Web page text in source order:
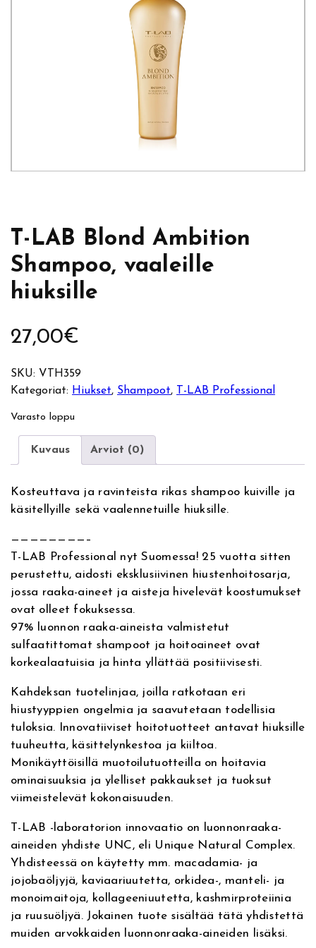
T-LAB Blond Ambition
Shampoo, vaaleille
hiuksille
27,00€
SKU: VTH359
Kategoriat: Hiukset, Shampoot, T-LAB Professional
Varasto loppu
Kuvaus Arviot (0)
Kosteuttava ja ravinteista rikas shampoo kuiville ja
käsitellyille sekä vaalennetuille hiuksille.
————————–
T-LAB Professional nyt Suomessa! 25 vuotta sitten
perustettu, aidosti eksklusiivinen hiustenhoitosarja,
jossa raaka-aineet ja aisteja hivelevät koostumukset
ovat olleet fokuksessa.
97% luonnon raaka-aineista valmistetut
sulfaatittomat shampoot ja hoitoaineet ovat
korkealaatuisia ja hinta yllättää positiivisesti.
Kahdeksan tuotelinjaa, joilla ratkotaan eri
hiustyyppien ongelmia ja saavutetaan todellisia
tuloksia. Innovatiiviset hoitotuotteet antavat hiuksille
tuuheutta, käsittelynkestoa ja kiiltoa.
Monikäyttöisillä muotoilutuotteilla on hoitavia
ominaisuuksia ja ylelliset pakkaukset ja tuoksut
viimeistelevät kokonaisuuden.
T-LAB -laboratorion innovaatio on luonnonraaka-
aineiden yhdiste UNC, eli Unique Natural Complex.
Yhdisteessä on käytetty mm. macadamia- ja
jojobaöljyjä, kaviaariuutetta, orkidea-, manteli- ja
monoimaitoja, kollageeniuutetta, kashmirproteiinia
ja ruusuöljyä. Jokainen tuote sisältää tätä yhdistettä
muiden arvokkaiden luonnonraaka-aineiden lisäksi.